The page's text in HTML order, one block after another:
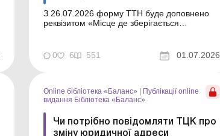
З 26.07.2026 форму ТТН буде доповнено
реквізитом «Місце де зберігається
заповнювати цей новий реквізит. З
26.07.2026 форму ТТН буде доповнено
0 6 551 01.07.2026
Online бібліотека «Баланс» | Публікації online
видання Бібліотека «Баланс»
Чи потрібно повідомляти ТЦК про
зміну юридичної адреси